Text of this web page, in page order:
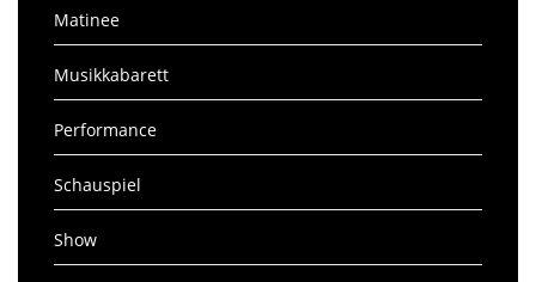
Matinee
Musikkabarett
Performance
Schauspiel
Show